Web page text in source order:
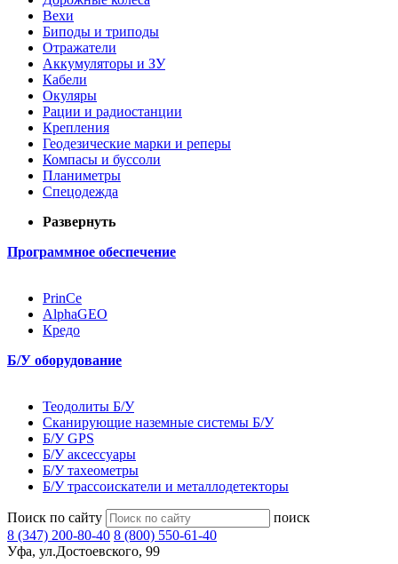
Вехи
Биподы и триподы
Отражатели
Аккумуляторы и ЗУ
Кабели
Окуляры
Рации и радиостанции
Крепления
Геодезические марки и реперы
Компасы и буссоли
Планиметры
Спецодежда
Развернуть
Программное обеспечение
PrinCe
AlphaGEO
Кредо
Б/У оборудование
Теодолиты Б/У
Сканирующие наземные системы Б/У
Б/У GPS
Б/У аксессуары
Б/У тахеометры
Б/У трассоискатели и металлодетекторы
Поиск по сайту
поиск
8 (347) 200-80-40 8 (800) 550-61-40
Уфа, ул.Достоевского, 99